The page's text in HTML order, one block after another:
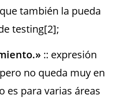
también la pueda
testing[2];
:: expresión
no queda muy en
es para varias áreas